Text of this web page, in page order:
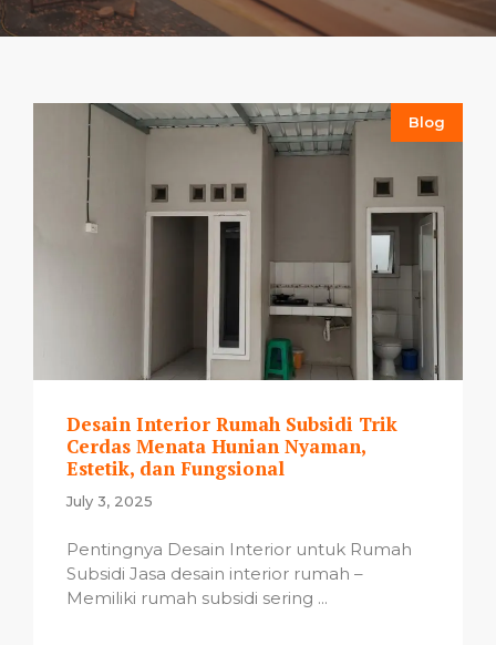
Blog
Desain Interior Rumah Subsidi Trik
Cerdas Menata Hunian Nyaman,
Estetik, dan Fungsional
July 3, 2025
Pentingnya Desain Interior untuk Rumah
Subsidi Jasa desain interior rumah –
Memiliki rumah subsidi sering ...